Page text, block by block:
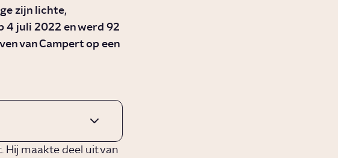
zijn lichte,
4 juli 2022 en werd 92
van Campert op een
Hij maakte deel uit van